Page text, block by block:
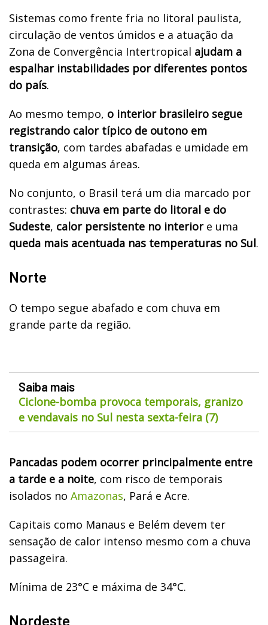
Sistemas como frente fria no litoral paulista,
circulação de ventos úmidos e a atuação da
Zona de Convergência Intertropical ajudam a
espalhar instabilidades por diferentes pontos
do país.
Ao mesmo tempo, o interior brasileiro segue
registrando calor típico de outono em
transição, com tardes abafadas e umidade em
queda em algumas áreas.
No conjunto, o Brasil terá um dia marcado por
contrastes: chuva em parte do litoral e do
Sudeste, calor persistente no interiore uma
queda mais acentuada nas temperaturas no Sul.
Norte
O tempo segue abafado e com chuva em
grande parte da região.
Saiba mais
Ciclone-bomba provoca temporais, granizo
e vendavais no Sul nesta sexta-feira (7)
Pancadas podem ocorrer principalmente entre
a tarde e a noite, com risco de temporais
isolados no Amazonas, Pará e Acre.
Capitais como Manaus e Belém devem ter
sensação de calor intenso mesmo com a chuva
passageira.
Mínima de 23°C e máxima de 34°C.
Nordeste